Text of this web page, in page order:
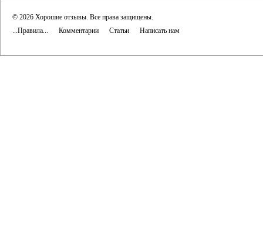
© 2026 Хорошие отзывы. Все права защищены.
...Правила...
Комментарии Статьи Написать нам